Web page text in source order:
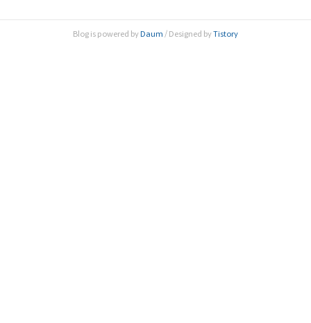
림원 회원들의 저술활동을 위해 발간하고 있는 대표 출판물 중
Blog is powered byDaum / Designed byTistory